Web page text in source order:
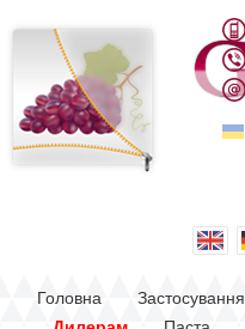
Головна Застосування